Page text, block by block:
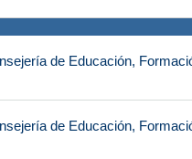
de Educación,
de Educación,